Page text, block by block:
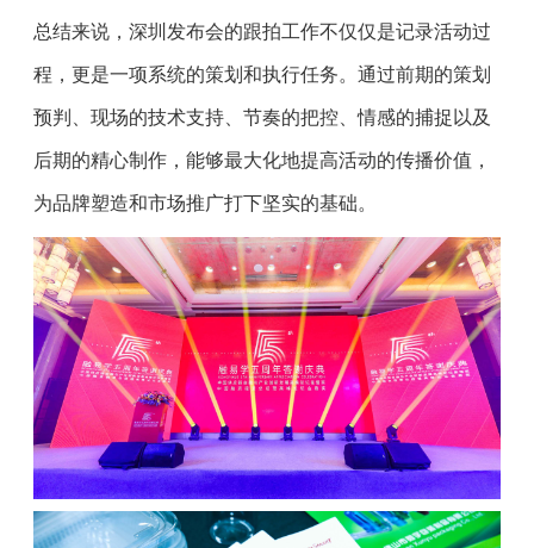
总结来说，深圳发布会的跟拍工作不仅仅是记录活动过
程，更是一项系统的策划和执行任务。通过前期的策划
预判、现场的技术支持、节奏的把控、情感的捕捉以及
后期的精心制作，能够最大化地提高活动的传播价值，
为品牌塑造和市场推广打下坚实的基础。